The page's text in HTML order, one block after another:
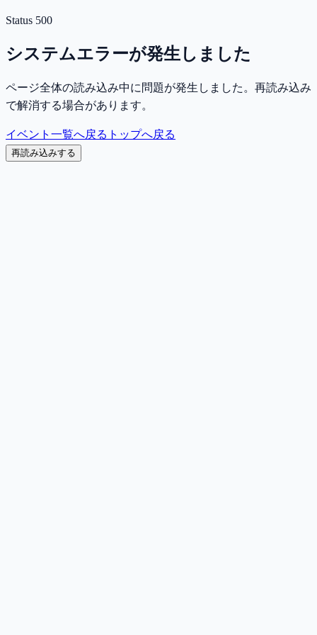
Status 500
システムエラーが発生しました
ページ全体の読み込み中に問題が発生しました。再読み込み
で解消する場合があります。
イベント一覧へ戻る トップへ戻る
再読み込みする